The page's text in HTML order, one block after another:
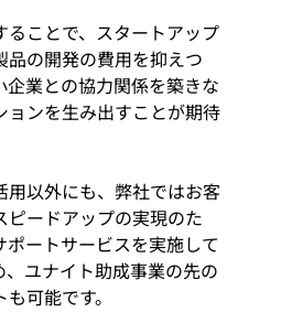
ることで、スタートアップ
品の開発の費用を抑えつ
企業との協力関係を築きな
ョンを生み出すことが期待
用以外にも、弊社ではお客
ピードアップの実現のた
ポートサービスを実施して
、ユナイト助成事業の先の
可能です。